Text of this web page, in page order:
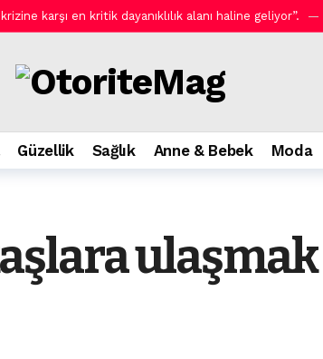
karşı en kritik dayanıklılık alanı haline geliyor”.
saat önce
18 saat önce
güvenli seyahat rehberi. 2 gün önce
2 gün önce
Güzellik Sağlık Anne & Bebek Moda